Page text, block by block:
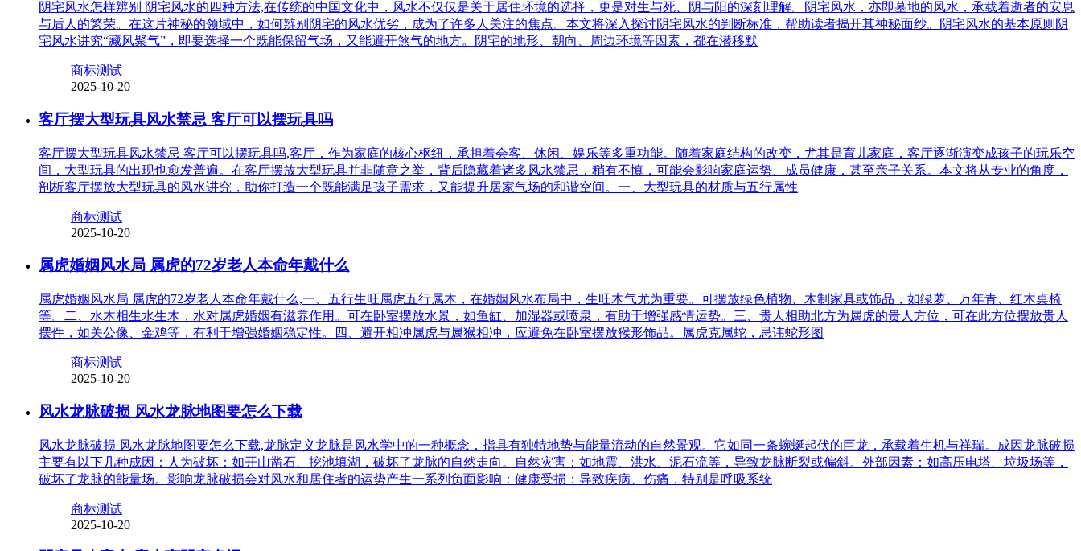
阴宅风水怎样辨别 阴宅风水的四种方法,在传统的中国文化中，风水不仅仅是关于居住环境的选择，更是对生与死、阴与阳的深刻理解。阴宅风水，亦即墓地的风水，承载着逝者的安息
与后人的繁荣。在这片神秘的领域中，如何辨别阴宅的风水优劣，成为了许多人关注的焦点。本文将深入探讨阴宅风水的判断标准，帮助读者揭开其神秘面纱。阴宅风水的基本原则阴
宅风水讲究“藏风聚气”，即要选择一个既能保留气场，又能避开煞气的地方。阴宅的地形、朝向、周边环境等因素，都在潜移默
商标测试
2025-10-20
客厅摆大型玩具风水禁忌 客厅可以摆玩具吗
客厅摆大型玩具风水禁忌 客厅可以摆玩具吗,客厅，作为家庭的核心枢纽，承担着会客、休闲、娱乐等多重功能。随着家庭结构的改变，尤其是育儿家庭，客厅逐渐演变成孩子的玩乐空
间，大型玩具的出现也愈发普遍。在客厅摆放大型玩具并非随意之举，背后隐藏着诸多风水禁忌，稍有不慎，可能会影响家庭运势、成员健康，甚至亲子关系。本文将从专业的角度，
剖析客厅摆放大型玩具的风水讲究，助你打造一个既能满足孩子需求，又能提升居家气场的和谐空间。一、大型玩具的材质与五行属性
商标测试
2025-10-20
属虎婚姻风水局 属虎的72岁老人本命年戴什么
属虎婚姻风水局 属虎的72岁老人本命年戴什么,一、五行生旺属虎五行属木，在婚姻风水布局中，生旺木气尤为重要。可摆放绿色植物、木制家具或饰品，如绿萝、万年青、红木桌椅
等。二、水木相生水生木，水对属虎婚姻有滋养作用。可在卧室摆放水景，如鱼缸、加湿器或喷泉，有助于增强感情运势。三、贵人相助北方为属虎的贵人方位，可在此方位摆放贵人
摆件，如关公像、金鸡等，有利于增强婚姻稳定性。四、避开相冲属虎与属猴相冲，应避免在卧室摆放猴形饰品。属虎克属蛇，忌讳蛇形图
商标测试
2025-10-20
风水龙脉破损 风水龙脉地图要怎么下载
风水龙脉破损 风水龙脉地图要怎么下载,龙脉定义龙脉是风水学中的一种概念，指具有独特地势与能量流动的自然景观。它如同一条蜿蜒起伏的巨龙，承载着生机与祥瑞。成因龙脉破损
主要有以下几种成因：人为破坏：如开山凿石、挖池填湖，破坏了龙脉的自然走向。自然灾害：如地震、洪水、泥石流等，导致龙脉断裂或偏斜。外部因素：如高压电塔、垃圾场等，
破坏了龙脉的能量场。影响龙脉破损会对风水和居住者的运势产生一系列负面影响：健康受损：导致疾病、伤痛，特别是呼吸系统
商标测试
2025-10-20